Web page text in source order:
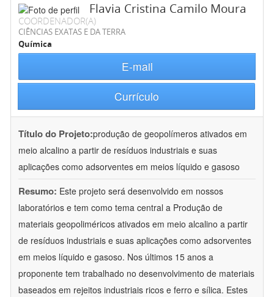
Flavia Cristina Camilo Moura
COORDENADOR(A)
CIÊNCIAS EXATAS E DA TERRA
Química
E-mail
Currículo
Título do Projeto:produção de geopolímeros ativados em
meio alcalino a partir de resíduos industriais e suas
aplicações como adsorventes em meios líquido e gasoso
Resumo: Este projeto será desenvolvido em nossos
laboratórios e tem como tema central a Produção de
materiais geopoliméricos ativados em meio alcalino a partir
de resíduos industriais e suas aplicações como adsorventes
em meios líquido e gasoso. Nos últimos 15 anos a
proponente tem trabalhado no desenvolvimento de materiais
baseados em rejeitos industriais ricos e ferro e sílica. Estes